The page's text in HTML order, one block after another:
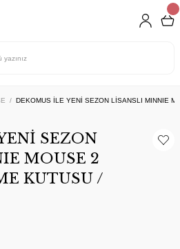
DEKOMUS İLE YENİ SEZON LİSANSLI MINNIE
SEZON
MOUSE 2
KUTUSU /